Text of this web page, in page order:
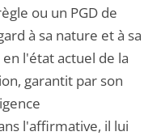
ou un PGD de
à sa nature et à sa
l'état actuel de la
garantit par son
l'affirmative, il lui